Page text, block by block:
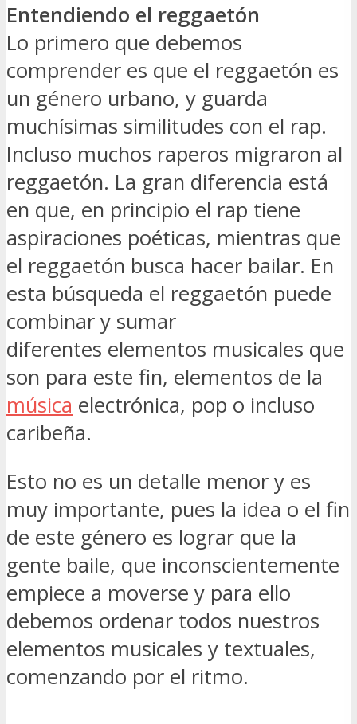
Entendiendo el reggaetón
Lo primero que debemos
comprender es que el reggaetón es
un género urbano, y guarda
muchísimas similitudes con el rap.
Incluso muchos raperos migraron al
reggaetón. La gran diferencia está
en que, en principio el rap tiene
aspiraciones poéticas, mientras que
el reggaetón busca hacer bailar. En
esta búsqueda el reggaetón puede
combinar y sumar
diferentes elementos musicales que
son para este fin, elementos de la
música electrónica, pop o incluso
caribeña.
Esto no es un detalle menor y es
muy importante, pues la idea o el fin
de este género es lograr que la
gente baile, que inconscientemente
empiece a moverse y para ello
debemos ordenar todos nuestros
elementos musicales y textuales,
comenzando por el ritmo.